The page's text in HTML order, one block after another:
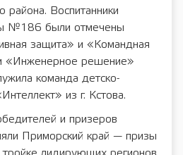
района. Воспитанники
№186 были отмечены
защита» и «Командная
«Инженерное решение»
команда детско-
из г. Кстова.
и призеров
Приморский край — призы